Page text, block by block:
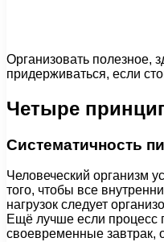
Организовать полезное,
придерживаться, если
Четыре
Систематичность
Человеческий организм
того, чтобы все
нагрузок следует
Ещё лучше если процесс
своевременные завтрак,